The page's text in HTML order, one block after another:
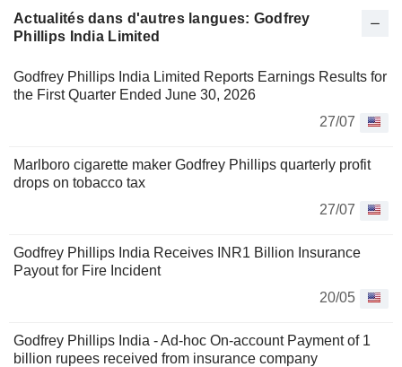
Actualités dans d'autres langues: Godfrey
Phillips India Limited
Godfrey Phillips India Limited Reports Earnings Results for
the First Quarter Ended June 30, 2026
27/07
Marlboro cigarette maker Godfrey Phillips quarterly profit
drops on tobacco tax
27/07
Godfrey Phillips India Receives INR1 Billion Insurance
Payout for Fire Incident
20/05
Godfrey Phillips India - Ad-hoc On-account Payment of 1
billion rupees received from insurance company